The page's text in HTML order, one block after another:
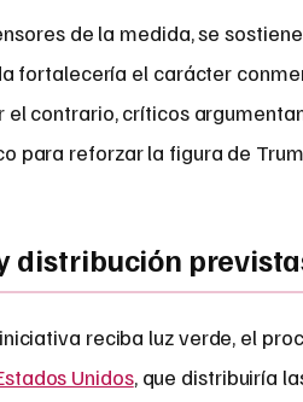
de la medida, se
fortalecería el carácter
el contrario, críticos
para reforzar la figura de
distribución
reciba luz verde, el
Unidos, que distribuiría